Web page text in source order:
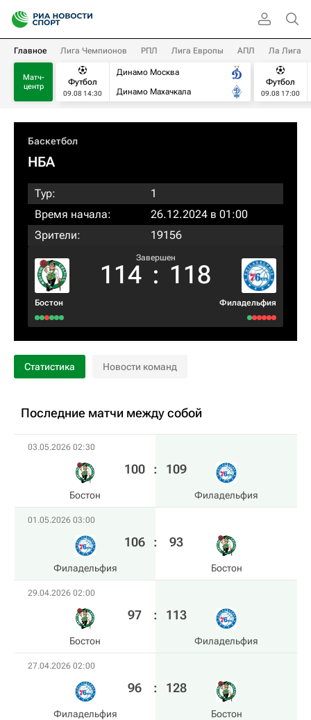
Главное Лига Чемпионов РПЛ Лига Европы АПЛ Ла Лига
Матч-
центр
Футбол
09.08 14:30
Динамо Москва
Динамо Махачкала
Футбол
09.08 17:00
Баскетбол
НБА
Тур:
1
Время начала:
26.12.2024 в 01:00
Зрители:
19156
Бостон
Завершен
114 : 118
Филадельфия
Статистика Новости команд
Последние матчи между собой
03.05.2026 02:30
Бостон
100 : 109
Филадельфия
01.05.2026 03:00
Филадельфия
106 : 93
Бостон
29.04.2026 02:00
Бостон
97 : 113
Филадельфия
27.04.2026 02:00
Филадельфия
96 : 128
Бостон